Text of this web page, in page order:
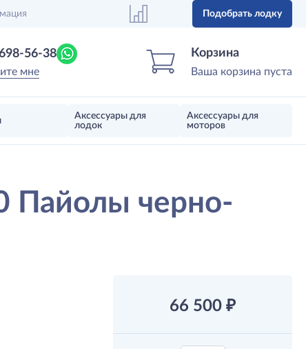
Подобрать лодку
Корзина
Ваша корзина пуста
56-38
мне
Аксессуары для
лодок
Аксессуары для
моторов
Пайолы черно-
66 500 ₽